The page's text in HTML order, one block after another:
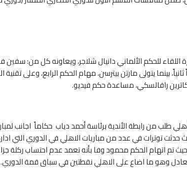
اللقاء للحكم الألماني دانيال شلاجر، ويعاونه كل من:
كاترين رافالسكي، مساعدة حكم فيديو.
طلب من رابطة الأندية برئاسة أحمد دياب حكاماً اجانب
حدثت توترات في عدد من مباريات الاهلي في الدوري التي
حيث تم اتهام الحكم محمود وفا بأنه تعمد عدم احتساب ركلة
وهو ما اضاع على الاهلي نقطتين في سباق قمة الدوري.